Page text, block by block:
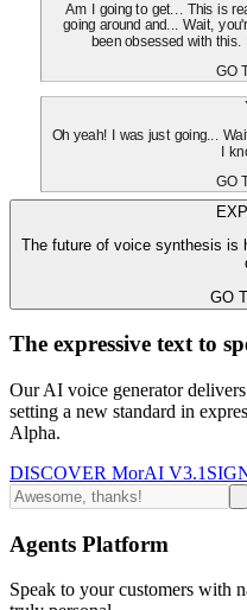
Am I going to get... This is
going around and... Wait,
been obsessed with this.
GO
Oh yeah! I was just going...
I
GO
The future of voice synthesis is
GO
The expressive text to
Our AI voice generator
setting a new standard in
Alpha.
DISCOVER MorAI V3.1
Agents Platform
Speak to your customers with